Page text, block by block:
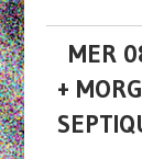
MER
+